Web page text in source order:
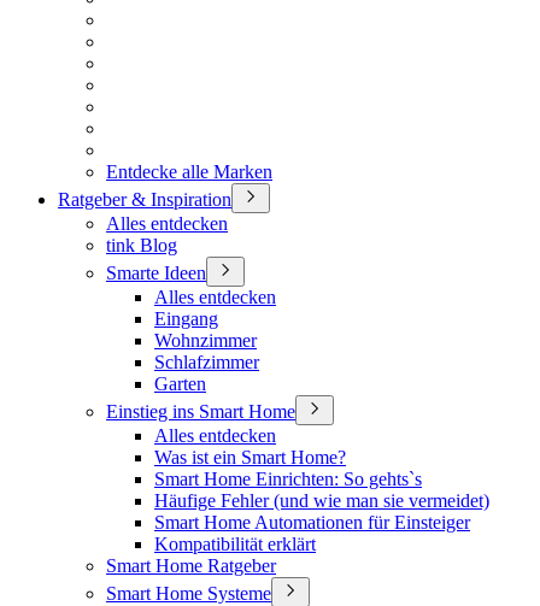
Entdecke alle Marken
Ratgeber & Inspiration
Alles entdecken
tink Blog
Smarte Ideen
Alles entdecken
Eingang
Wohnzimmer
Schlafzimmer
Garten
Einstieg ins Smart Home
Alles entdecken
Was ist ein Smart Home?
Smart Home Einrichten: So gehts`s
Häufige Fehler (und wie man sie vermeidet)
Smart Home Automationen für Einsteiger
Kompatibilität erklärt
Smart Home Ratgeber
Smart Home Systeme